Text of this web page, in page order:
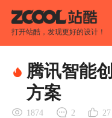
打开站酷，发现更好的设计！
腾讯智能
方案
1874 2 27